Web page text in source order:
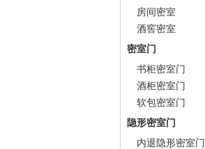
房间密室
酒窖密室
密室门
书柜密室门
酒柜密室门
软包密室门
隐形密室门
内退隐形密室门